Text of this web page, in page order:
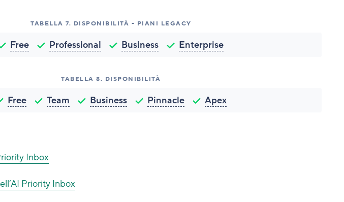
TABELLA 7. DISPONIBILITÀ - PIANI LEGACY
Free Professional Business Enterprise
TABELLA 8. DISPONIBILITÀ
Free Team Business Pinnacle Apex
Inbox
Priority Inbox